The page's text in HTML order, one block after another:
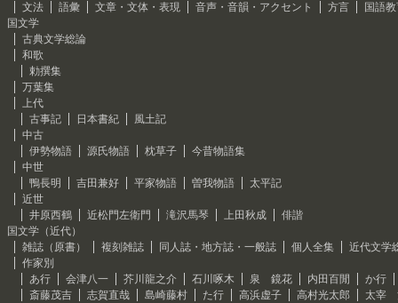
文法
語彙 文章・文体・表現 音声・音韻・アクセント 方言
国語
国文学
古典文学総論
和歌
勅撰集
万葉集
上代
古事記
日本書紀
風土記
中古
伊勢物語
源氏物語 枕草子
今昔物語集
中世
鴨長明
吉田兼好 平家物語 曽我物語
太平記
近世
井原西鶴
近松門左衛門 滝沢馬琴 上田秋成
俳諧
国文学（近代）
雑誌（原書）
複刻雑誌 同人誌・地方誌・一般誌 個人全集
近代文学
作家別
あ行
会津八一 芥川龍之介 石川啄木 泉 鏡花 内田百閒
か行
斎藤茂吉
志賀直哉 島崎藤村 た行 高浜虚子 高村光太郎
太宰